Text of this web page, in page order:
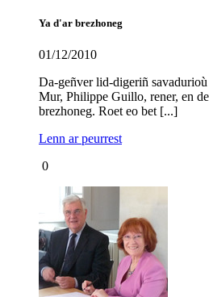
Ya d'ar brezhoneg
01/12/2010
Da-geñver lid-digeriñ
Mur, Philippe Guillo, rener, en
brezhoneg. Roet eo bet [...]
Lenn ar peurrest
0